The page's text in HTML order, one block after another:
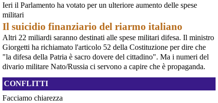
Programme), il costosissimo caccia di sesta generazione promosso da
Italia, Regno Unito e Giappone, si apre una finestra di opportunità per il
movimento
[News] Armi nucleari ad Aviano, cosa ha deciso oggi il GIP
Il Giudice per le Indagini Preliminari del Tribunale di Pordenone ha deciso di
riservarsi sulla richiesta di opposizione all’archiviazione presentata da un
gruppo di cittadini e associazioni riguardo alla presenza di armi nucleari
statunitensi nella base USAF di Aviano. L’attesa decisi
[News] Parte in Finlandia la manifestazione contro il riarmo europeo
Helsinki, mobilitazione contro il riarmo europeo: “Welfare, not warfare”Anche
in Finlandia, oggi 14 giugno 2026, cittadini e organizzazioni pacifiste stanno
scendendo in piazza contro il riarmo, in collegamento con le proteste in
Ieri il Parlamento ha votato per un ulteriore aumento delle spese
militari
Il suicidio finanziario del riarmo italiano
Altri 22 miliardi saranno destinati alle spese militari difesa. Il ministro
Giorgetti ha richiamato l'articolo 52 della Costituzione per dire che
"la difesa della Patria è sacro dovere del cittadino". Ma i numeri del
divario militare Nato/Russia ci servono a capire che è propaganda.
CONFLITTI
Facciamo chiarezza